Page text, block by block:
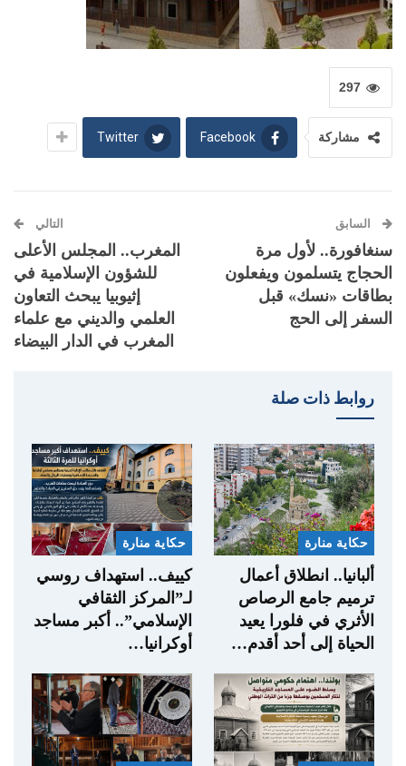
297
مشاركة Facebook
Twitter
السابق
سنغافورة.. لأول مرة
الحجاج يتسلمون ويفعلون
بطاقات «نسك» قبل
السفر إلى الحج
التالي
المغرب.. المجلس الأعلى
للشؤون الإسلامية في
إثيوبيا يبحث التعاون
العلمي والديني مع علماء
المغرب في الدار البيضاء
روابط ذات صلة
حكاية منارة
ألبانيا.. انطلاق أعمال
ترميم جامع الرصاص
الأثري في فلورا يعيد
الحياة إلى أحد أقدم…
حكاية منارة
كييف.. استهداف روسي
لـ”المركز الثقافي
الإسلامي”.. أكبر مساجد
أوكرانيا…